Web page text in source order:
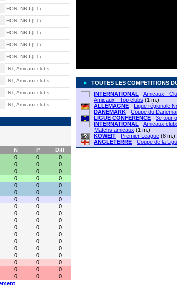
HON, NB I (L1)
HON, NB I (L1)
HON, NB I (L1)
HON, NB I (L1)
HON, NB I (L1)
INT, Amicaux clubs
INT, Amicaux clubs
INT, Amicaux clubs
INT, Amicaux clubs
N P
Diff
0 0
0
0 0
0
0 0
0
0 0
0
0 0
0
0 0
0
0 0
0
0 0
0
0 0
0
0 0
0
0 0
0
0 0
0
0 0
0
0 0
0
0 0
0
0 0
0
0 0
0
0 0
0
►
TOUTES LES COMPETITIONS
INTERNATIONAL -Amicaux -
-Amicaux - Top clubs (1 m.)
ALLEMAGNE - Ligue régionale
DANEMARK - Coupe du
LIGUE CONFERENCE - 3e tour
INTERNATIONAL -Amicaux
- Matchs amicaux (1 m.)
KOWEIT - Premier League (8 m.)
ANGLETERRE - Coupe de la